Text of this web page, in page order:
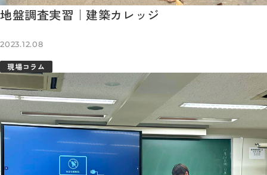
地盤調査実習｜建築カレッジ
2023.12.08
現場コラム